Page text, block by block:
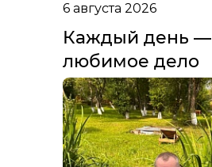
6 августа 2026
Каждый день —
любимое дело